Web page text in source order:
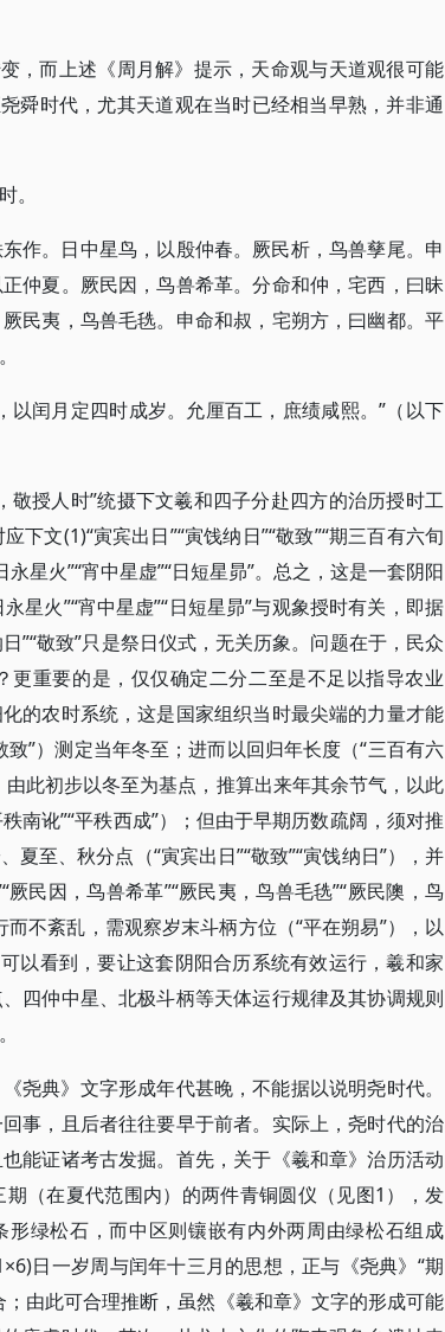
，而上述《周月解》提示，天命观与天道观很可能
舜时代，尤其天道观在当时已经相当早熟，并非通
。
作。日中星鸟，以殷仲春。厥民析，鸟兽孳尾。申
仲夏。厥民因，鸟兽希革。分命和仲，宅西，曰昧
民夷，鸟兽毛毨。申命和叔，宅朔方，曰幽都。平
闰月定四时成岁。允厘百工，庶绩咸熙。”（以下
授人时”统摄下文羲和四子分赴四方的治历授时工
下文(1)“寅宾出日”“寅饯纳日”“敬致”“期三百有六旬
星火”“宵中星虚”“日短星昴”。总之，这是一套阴阳
星火”“宵中星虚”“日短星昴”与观象授时有关，即据
”“敬致”只是祭日仪式，无关历象。问题在于，民众
重要的是，仅仅确定二分二至是不足以指导农业
的农时系统，这是国家组织当时最尖端的力量才能
”）测定当年冬至；进而以回归年长度（“三百有六
此初步以冬至为基点，推算出来年其余节气，以此
南讹”“平秩西成”）；但由于早期历数疏阔，须对推
至、秋分点（“寅宾出日”“敬致”“寅饯纳日”），并
民因，鸟兽希革”“厥民夷，鸟兽毛毨”“厥民隩，鸟
不紊乱，需观察岁末斗柄方位（“平在朔易”），以
以看到，要让这套阴阳合历系统有效运行，羲和家
四仲中星、北极斗柄等天体运行规律及其协调规则
尧典》文字形成年代甚晚，不能据以说明尧时代。
事，且后者往往要早于前者。实际上，尧时代的治
能证诸考古发掘。首先，关于《羲和章》治历活动
（在夏代范围内）的两件青铜圆仪（见图1），发
绿松石，而中区则镶嵌有内外两周由绿松石组成
日一岁周与闰年十三月的思想，正与《尧典》“期
由此可合理推断，虽然《羲和章》文字的形成可能